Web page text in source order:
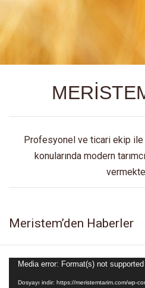
Profesyonel ve ticari ekip
konularında modern
Meristem’den Haberler
Media error: Format(s) not
Dosyayı indir: https://meristemtarim.com/wp-